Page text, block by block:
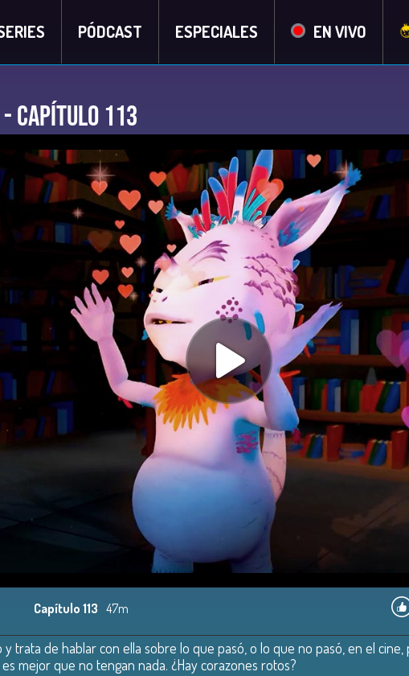
PÓDCAST ESPECIALES EN VIVO
Capítulo 113
Capítulo 113 47m
y trata de hablar con ella sobre lo que pasó, o lo que no pasó, en el
mejor que no tengan nada. ¿Hay corazones rotos?